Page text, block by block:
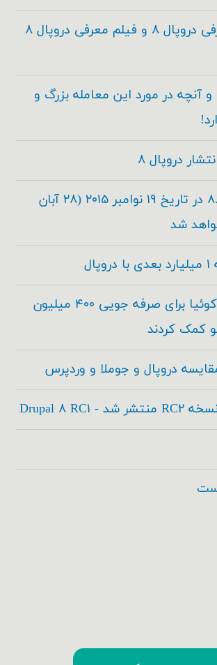
اسلاید معرفی دروپال ۸ و فیلم معرفی دروپال ۸
دروپال ۸ و آنچه در مورد این معامله بزرگ و
دروپال ۸
دروپال ۸.۰.۰ در تاریخ ۱۹ نوامبر ۲۰۱۵ (۲۸ آبان
دروپال و آکوئیا برای صرفه جویی ۴۰۰ میلیون
کمک کردند
دروپال و جوملا و وردپرس